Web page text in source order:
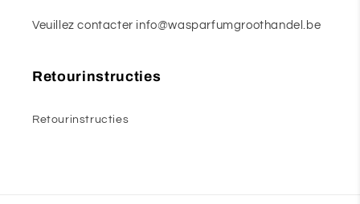
Veuillez contacter info@wasparfumgroothandel.be
Retourinstructies
Retourinstructies